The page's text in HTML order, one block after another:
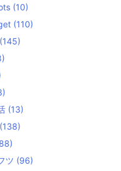
(10)
(110)
(145)
(13)
(138)
ツ (96)